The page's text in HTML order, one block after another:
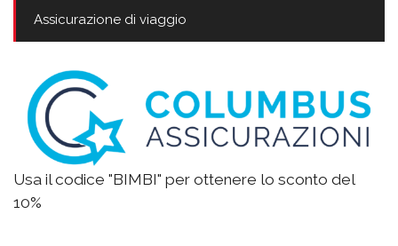
Assicurazione di viaggio
Usa il codice "BIMBI" per ottenere lo sconto del
10%